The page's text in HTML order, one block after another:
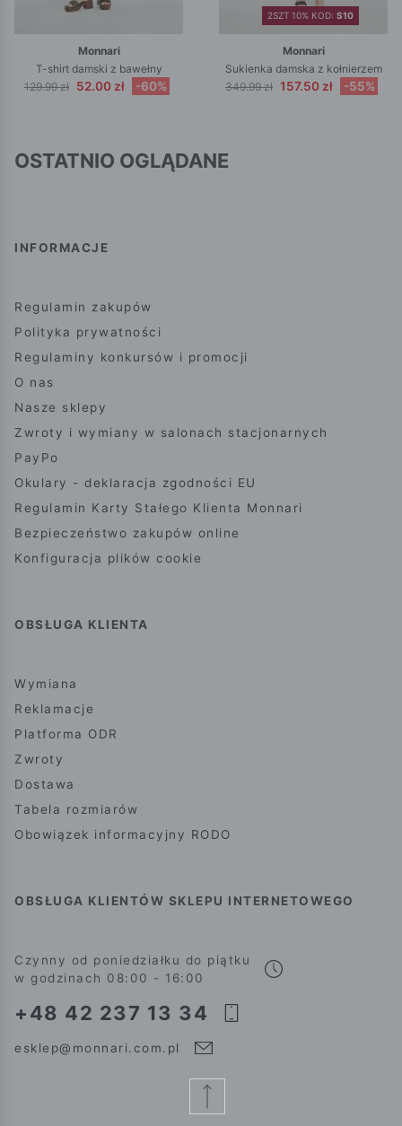
Monnari
T-shirt damski z bawełny
129.99 zł 52.00 zł -60%
2SZT 10% KOD: S10
Monnari
Sukienka damska z kołnierzem
349.99 zł 157.50 zł -55%
OSTATNIO OGLĄDANE
INFORMACJE
Regulamin zakupów
Polityka prywatności
Regulaminy konkursów i promocji
O nas
Nasze sklepy
Zwroty i wymiany w salonach stacjonarnych
PayPo
Okulary - deklaracja zgodności EU
Regulamin Karty Stałego Klienta Monnari
Bezpieczeństwo zakupów online
Konfiguracja plików cookie
OBSŁUGA KLIENTA
Wymiana
Reklamacje
Platforma ODR
Zwroty
Dostawa
Tabela rozmiarów
Obowiązek informacyjny RODO
OBSŁUGA KLIENTÓW SKLEPU INTERNETOWEGO
Czynny od poniedziałku do piątku
w godzinach 08:00 - 16:00
+48 42 237 13 34
esklep@monnari.com.pl